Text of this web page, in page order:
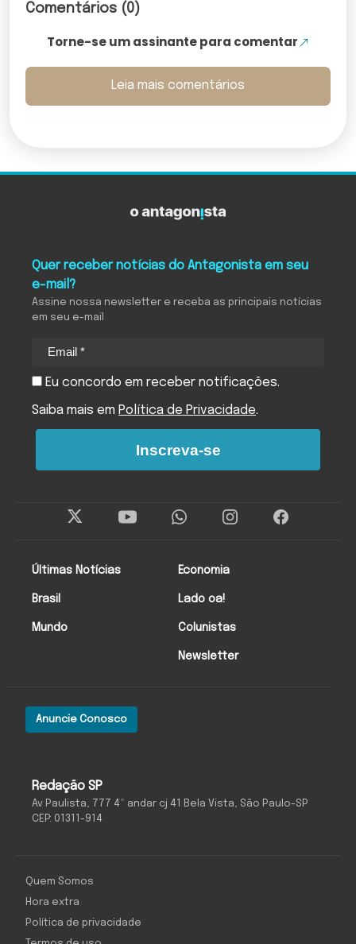
Comentários (0)
Torne-se um assinante para comentar
Leia mais comentários
Redação SP
Av Paulista, 777 4º andar cj 41 Bela Vista, São Paulo-SP
CEP: 01311-914
Anuncie Conosco
Últimas Notícias
Brasil
Mundo
Economia
Lado oa!
Colunistas
Newsletter
Quer receber notícias do Antagonista em seu
e-mail?
Assine nossa newsletter e receba as principais notícias
em seu e-mail
Eu concordo em receber notificações.
Saiba mais em Política de Privacidade.
Inscreva-se
Quem Somos
Hora extra
Política de privacidade